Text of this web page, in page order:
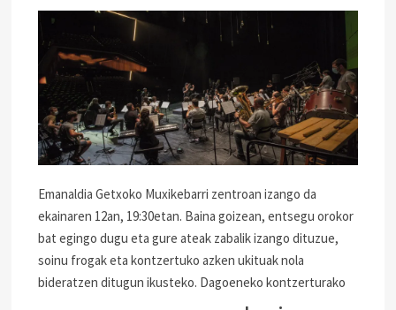
Emanaldia Getxoko Muxikebarri zentroan izango da
ekainaren 12an, 19:30etan. Baina goizean, entsegu orokor
bat egingo dugu eta gure ateak zabalik izango dituzue,
soinu frogak eta kontzertuko azken ukituak nola
bideratzen ditugun ikusteko. Dagoeneko kontzerturako